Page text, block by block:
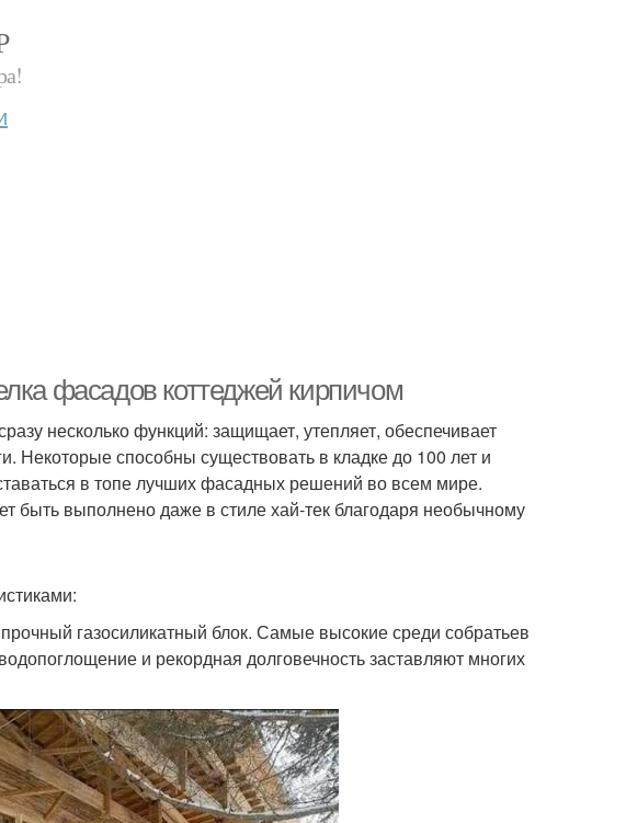
фасадов коттеджей кирпичом
несколько функций: защищает, утепляет, обеспечивает
Некоторые способны существовать в кладке до 100 лет и
в топе лучших фасадных решений во всем мире.
быть выполнено даже в стиле хай-тек благодаря необычному
газосиликатный блок. Самые высокие среди собратьев
и рекордная долговечность заставляют многих